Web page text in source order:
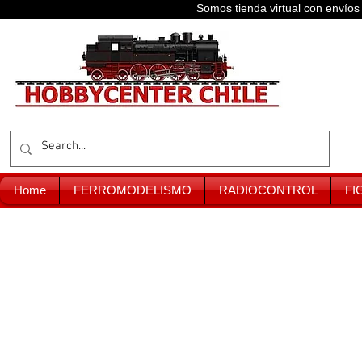
Somos tienda virtual con
Home FERROMODELISMO RADIOCONTROL